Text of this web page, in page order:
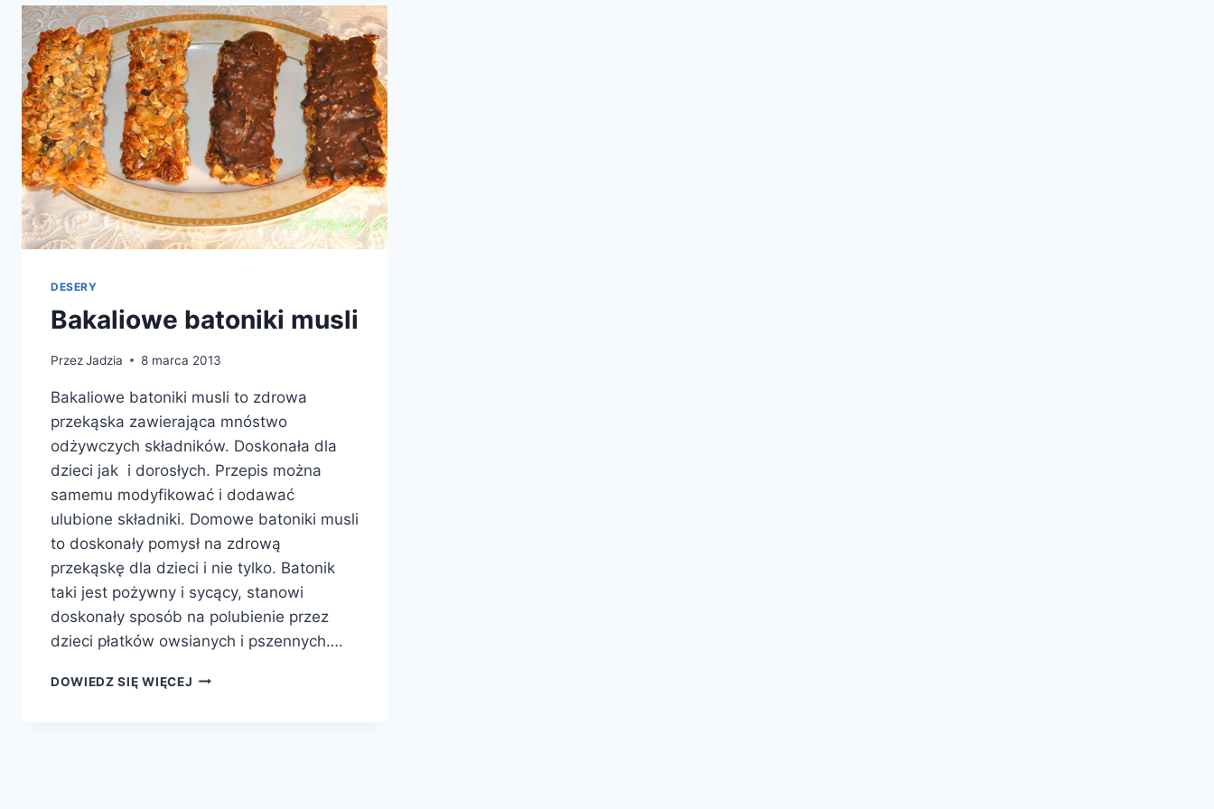
DESERY
Bakaliowe batoniki musli
PrzezJadzia 8 marca 2013
Bakaliowe batoniki musli to zdrowa
przekąska zawierająca mnóstwo
odżywczych składników. Doskonała dla
dzieci jak i dorosłych. Przepis można
samemu modyfikować i dodawać
ulubione składniki. Domowe batoniki musli
to doskonały pomysł na zdrową
przekąskę dla dzieci i nie tylko. Batonik
taki jest pożywny i sycący, stanowi
doskonały sposób na polubienie przez
dzieci płatków owsianych i pszennych….
DOWIEDZ SIĘ WIĘCEJ BAKALIOWE